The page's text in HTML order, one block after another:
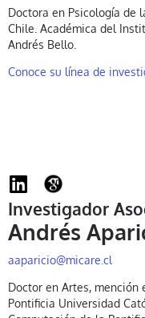
Doctora en Psicología de
Chile. Académica del
Andrés Bello.
Conoce su línea de
Investigador
Andrés
aaparicio@micare.cl
Doctor en Artes, mención
Pontificia Universidad